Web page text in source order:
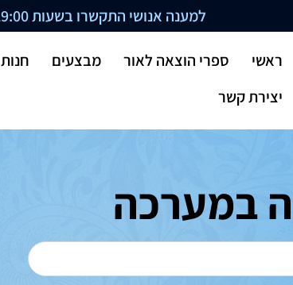
למענה אנושי התקשרו בשעות 09:00-19:00 לטלפון
ראשי ספרי הוצאה לאור מבצעים חנות
יצירת קשר
במערכה